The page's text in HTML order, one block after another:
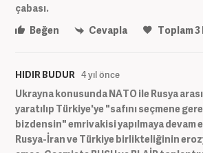
çabası.
Beğen
Cevapla Toplam3
HIDIR BUDUR 4 yıl önce
Ukrayna konusunda NATO ile Rusya
yaratılıp Türkiye'ye "safını seçmene
bizdensin" emrivakisi yapılmaya devam
Rusya-İran ve Türkiye birlikteliğinin